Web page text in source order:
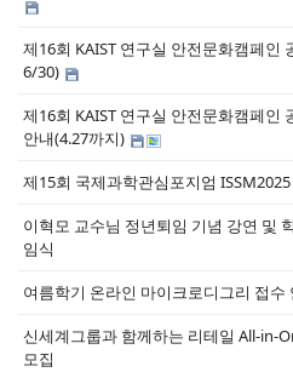
제16회 KAIST 연구실 안전문화캠페인
6/30)
제16회 KAIST 연구실 안전문화캠페인
안내(4.27까지)
제15회 국제과학관심포지엄 ISSM2025
이혁모 교수님 정년퇴임 기념 강연 및
임식
여름학기 온라인 마이크로디그리 접수
신세계그룹과 함께하는 리테일 All-in-
모집